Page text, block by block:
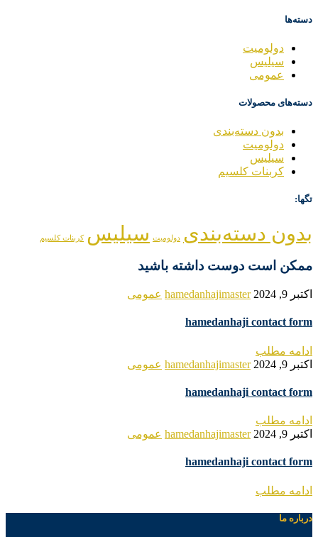
دسته‌ها
دولومیت
سیلیس
عمومی
دسته‌های محصولات
بدون دسته‌بندی
دولومیت
سیلیس
کربنات کلسیم
تگها:
بدون دسته‌بندی دولومیت سیلیس کربنات کلسیم
ممکن است دوست داشته باشید
اکتبر 9, 2024 hamedanhajimaster عمومی
hamedanhaji contact form
ادامه مطلب
اکتبر 9, 2024
hamedanhajimaster عمومی
hamedanhaji contact form
ادامه مطلب
اکتبر 9, 2024
hamedanhajimaster عمومی
hamedanhaji contact form
ادامه مطلب
درباره ما